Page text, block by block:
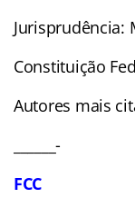
Jurisprudência:
Constituição
Autores mais
______-
FCC